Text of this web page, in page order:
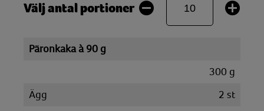
Välj antal portioner
Päronkaka à 90 g
300 g
Ägg
2 st